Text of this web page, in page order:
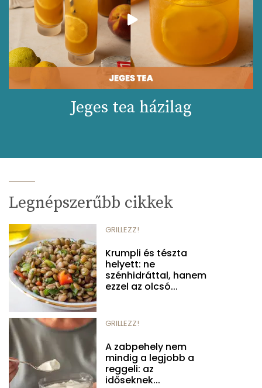
Jeges tea házilag
Legnépszerűbb cikkek
GRILLEZZ!
Krumpli és tészta
helyett: ne
szénhidráttal, hanem
ezzel az olcsó...
GRILLEZZ!
A zabpehely nem
mindig a legjobb a
reggeli: az
időseknek...